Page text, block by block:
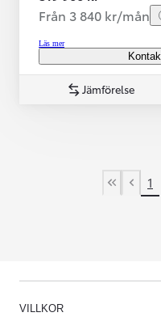
Från 3 840 kr/mån
Läs mer
Jämförelse
First
1
VILLKOR